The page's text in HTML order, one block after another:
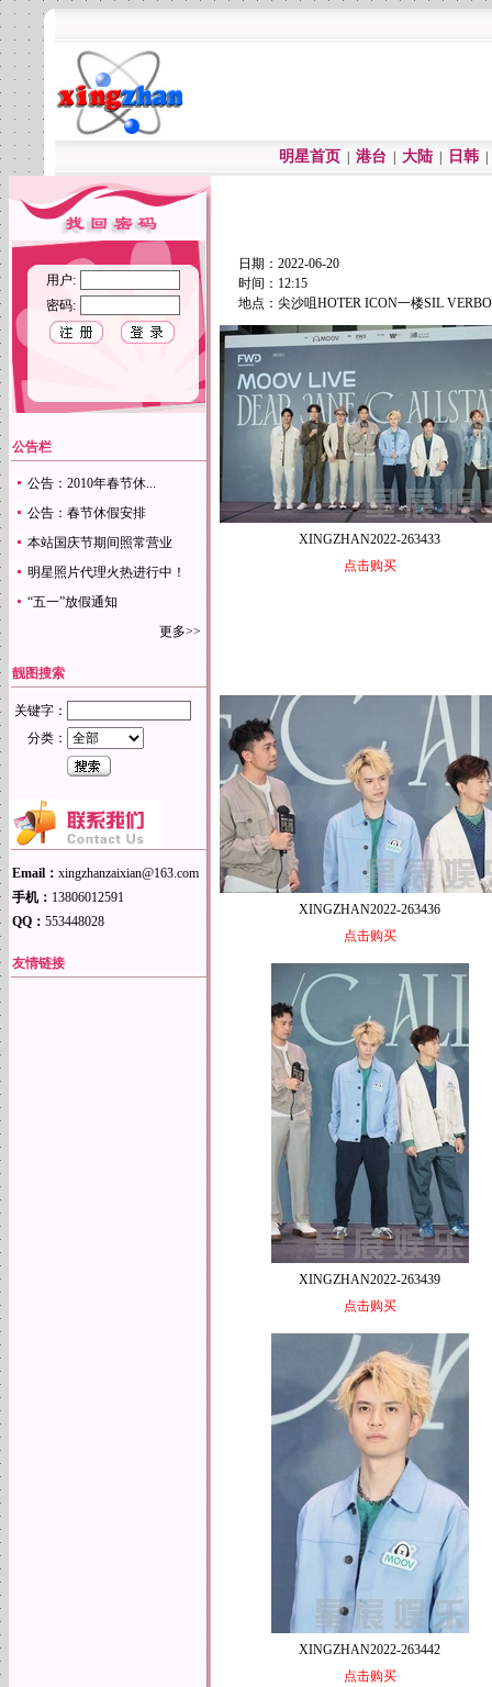
明星首页 港台 大陆 日韩
用户:
密码:
公告栏
公告：2010年春节休...
公告：春节休假安排
本站国庆节期间照常营业
明星照片代理火热进行中！
“五一”放假通知
更多>>
靓图搜索
关键字：
分类：
Email： xingzhanzaixian@163.com
手机： 13806012591
QQ： 553448028
友情链接
日期：2022-06-20
时间：12:15
地点：尖沙咀HOTER ICON一楼SIL
XINGZHAN2022-263433
点击购买
XINGZHAN2022-263436
点击购买
XINGZHAN2022-263439
点击购买
XINGZHAN2022-263442
点击购买